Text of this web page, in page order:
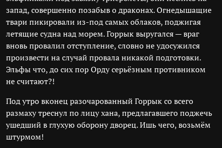
запад, совершенно позабыв о драконах. Огнедышащие
твари пикировали из-под самых облаков, поджигая
летящие судна над морем. Горрык выругался — враг
вновь провалил отступление, словно не удосужился
произвести на случай провала никакой подготовки.
Эльфы что, до сих пор Орду серьёзным противником
не считают?!
Под утро вконец разочарованный Горрык со всего
размаху треснул по лицу хана, предлагавшего поджечь
ушедший в глухую оборону дворец. Ишь чего, возьмём
штурмом!